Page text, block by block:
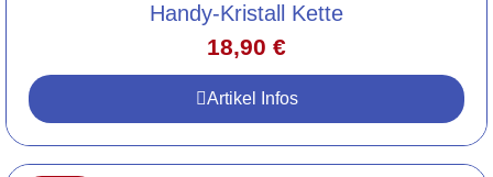
Handy-Kristall Kette
18,90 €
Artikel Infos